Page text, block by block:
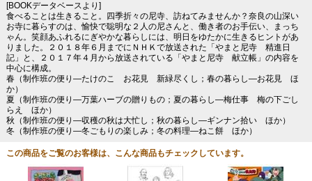
[BOOKデータベースより]
食べることは生きること。四季折々の尼寺、訪ねてみませんか？奈良の山深い
お寺に暮らすのは、愉快で聡明な２人の尼さんと、働き者のお手伝い、まっち
ゃん。笑顔あふれるにぎやかな暮らしには、明日をゆたかに生きるヒントがあ
りました。２０１８年６月までにＮＨＫで放送された「やまと尼寺 精進日
記」と、２０１７年４月から放送されている「やまと尼寺 献立帳」の内容を
中心に構成。
春（制作班の便り―たけのこ お花見 新緑尽くし；春の暮らし―お花見 ほ
か）
夏（制作班の便り―万葉ハーブの贈りもの；夏の暮らし―梅仕事 梅の下ごし
らえ ほか）
秋（制作班の便り―収穫の秋は大忙し；秋の暮らし―ギンナン拾い ほか）
冬（制作班の便り―冬ごもりの楽しみ；冬の料理―ねこ餅 ほか）
この商品をご覧のお客様は、こんな商品もチェックしています。